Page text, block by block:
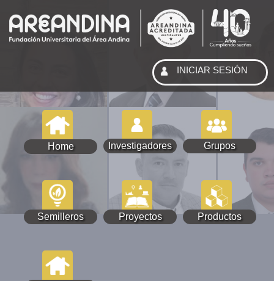
Home Investigadores Grupos
Semilleros Proyectos Productos
INICIAR SESIÓN